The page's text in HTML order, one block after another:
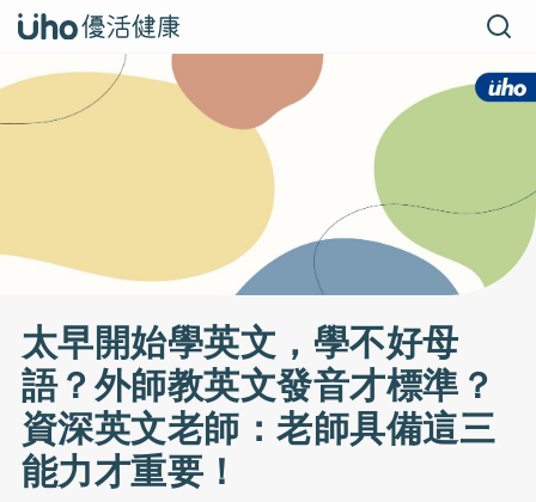
太早開始學英文，學不好母
語？外師教英文發音才標準？
資深英文老師：老師具備這三
能力才重要！